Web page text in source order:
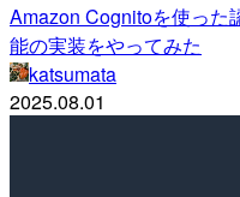
Amazon Cognitoを使った
能の実装をやってみた
katsumata
2025.08.01